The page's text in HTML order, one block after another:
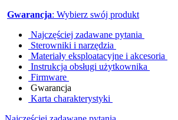
Gwarancja: Wybierz swój produkt
Najczęściej zadawane pytania
Sterowniki i narzędzia
Materiały eksploatacyjne i akcesoria
Instrukcja obsługi użytkownika
Firmware
Gwarancja
Karta charakterystyki